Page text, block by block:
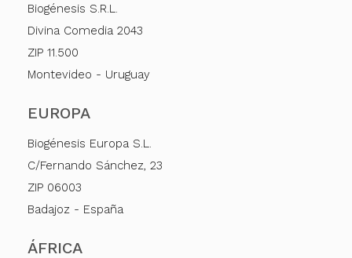
Biogénesis S.R.L.
Divina Comedia 2043
ZIP 11.500
Montevideo - Uruguay
EUROPA
Biogénesis Europa S.L.
C/Fernando Sánchez, 23
ZIP 06003
Badajoz - España
ÁFRICA